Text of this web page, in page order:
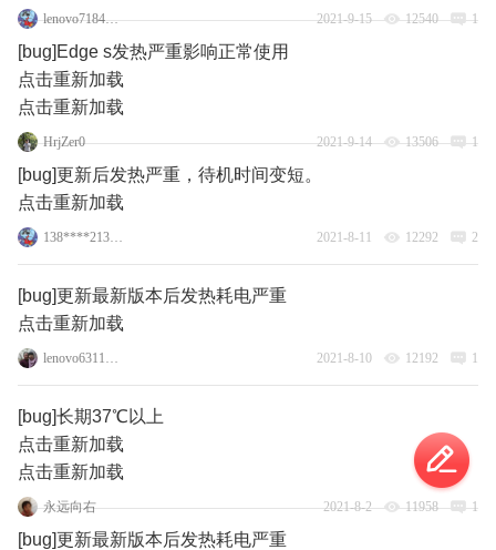
lenovo71840060 2021-9-15 12540 1
[bug]Edge s发热严重影响正常使用
点击重新加载
点击重新加载
HrjZer0 2021-9-14 13506 1
[bug]更新后发热严重，待机时间变短。
点击重新加载
138****2131_20 2021-8-11 12292 2
[bug]更新最新版本后发热耗电严重
点击重新加载
lenovo63114898 2021-8-10 12192 1
[bug]长期37℃以上
点击重新加载
点击重新加载
永远向右 2021-8-2 11958 1
[bug]更新最新版本后发热耗电严重